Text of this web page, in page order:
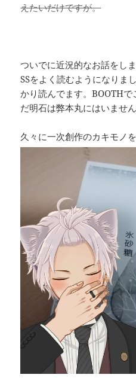
えたいだけですが。
ついでに近況的なお話をし
SSをよく読むようになりま
かり読んでます。BOOTH
だ明石は弊本丸にはいません
久々に一次創作のカキモノ